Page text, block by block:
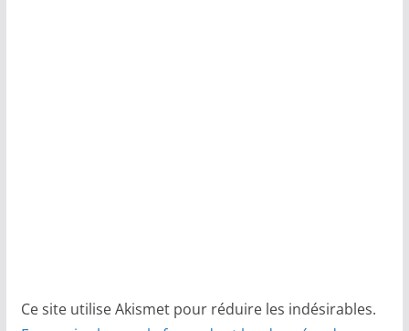
Ce site utilise Akismet pour réduire les indésirables.